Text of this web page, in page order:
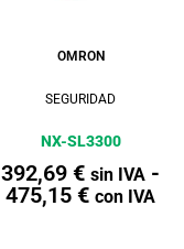
OMRON
SEGURIDAD
NX-SL3300
392,69€ sin IVA -
475,15€ con IVA